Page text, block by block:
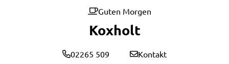
Guten Morgen
Koxholt
02265 509 Kontakt